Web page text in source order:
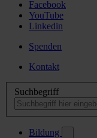
Facebook
YouTube
Linkedin
Spenden
Kontakt
Suchbegriff
Bildung